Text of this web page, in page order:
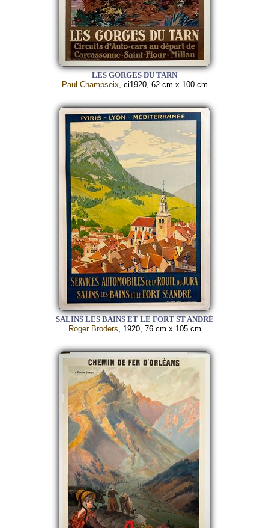
LES GORGES DU TARN
Paul Champseix , ci1920, 62 cm x 100 cm
SALINS LES BAINS ET LE FORT ST ANDRÉ
Roger Broders, 1920, 76 cm x 105 cm